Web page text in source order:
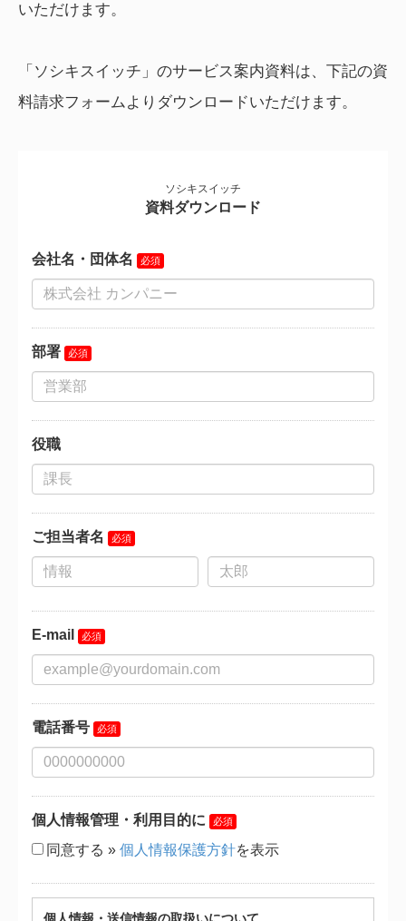
いただけます。
「ソシキスイッチ」のサービス案内資料は、下記の資
料請求フォームよりダウンロードいただけます。